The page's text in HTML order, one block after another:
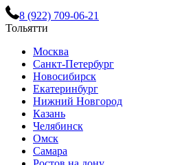
8 (922) 709-06-21
Тольятти
Москва
Санкт-Петербург
Новосибирск
Екатеринбург
Нижний Новгород
Казань
Челябинск
Омск
Самара